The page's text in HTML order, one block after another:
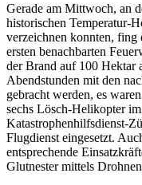
Gerade am Mittwoch, an
historischen Temperatur-
verzeichnen konnten, fing
ersten benachbarten
der Brand auf 100 Hektar
Abendstunden mit den
gebracht werden, es
sechs Lösch-Helikopter
Katastrophenhilfsdienst-
Flugdienst eingesetzt.
entsprechende
Glutnester mittels